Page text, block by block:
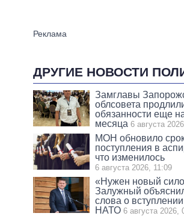
ДРУГИЕ НОВОСТИ
Замглавы
облсовета
обязанности еще
месяца 6 августа
МОН обновило
поступления в
что изменилось
6 августа 2026, 11:09
«Нужен новый
Залужный
слова о
НАТО 6 августа 2026,